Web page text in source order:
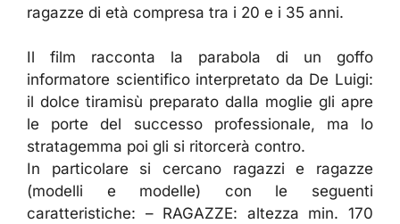
ragazze di età compresa tra i 20 e i 35 anni.
Il film racconta la parabola di un goffo
informatore scientifico interpretato da De Luigi:
il dolce tiramisù preparato dalla moglie gli apre
le porte del successo professionale, ma lo
stratagemma poi gli si ritorcerà contro.
In particolare si cercano ragazzi e ragazze
(modelli e modelle) con le seguenti
caratteristiche: – RAGAZZE: altezza min. 170